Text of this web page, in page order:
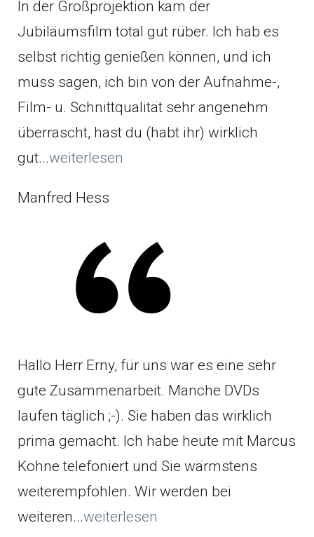
In der Großprojektion kam der
Jubiläumsfilm total gut rüber. Ich hab es
selbst richtig genießen können, und ich
muss sagen, ich bin von der Aufnahme-,
Film- u. Schnittqualität sehr angenehm
überrascht, hast du (habt ihr) wirklich
gut...weiterlesen
Manfred Hess
Hallo Herr Erny, für uns war es eine sehr
gute Zusammenarbeit. Manche DVDs
laufen täglich ;-). Sie haben das wirklich
prima gemacht. Ich habe heute mit Marcus
Kohne telefoniert und Sie wärmstens
weiterempfohlen. Wir werden bei
weiteren...weiterlesen